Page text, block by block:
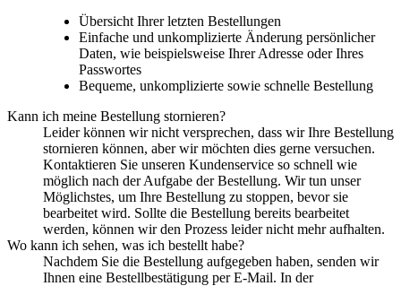
Übersicht Ihrer letzten Bestellungen
Einfache und unkomplizierte Änderung persönlicher
Daten, wie beispielsweise Ihrer Adresse oder Ihres
Passwortes
Bequeme, unkomplizierte sowie schnelle Bestellung
Kann ich meine Bestellung stornieren?
Leider können wir nicht versprechen, dass wir Ihre Bestellung
stornieren können, aber wir möchten dies gerne versuchen.
Kontaktieren Sie unseren Kundenservice so schnell wie
möglich nach der Aufgabe der Bestellung. Wir tun unser
Möglichstes, um Ihre Bestellung zu stoppen, bevor sie
bearbeitet wird. Sollte die Bestellung bereits bearbeitet
werden, können wir den Prozess leider nicht mehr aufhalten.
Wo kann ich sehen, was ich bestellt habe?
Nachdem Sie die Bestellung aufgegeben haben, senden wir
Ihnen eine Bestellbestätigung per E-Mail. In der